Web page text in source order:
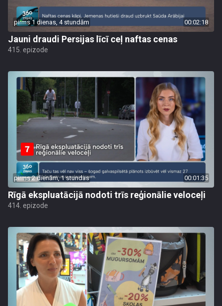
pirms 1 dienas, 4 stundām 00:02:18
Jauni draudi Persijas līcī ceļ naftas cenas
415. epizode
pirms 2 dienām, 1 stundas 00:01:35
Rīgā ekspluatācijā nodoti trīs reģionālie veloceļi
414. epizode